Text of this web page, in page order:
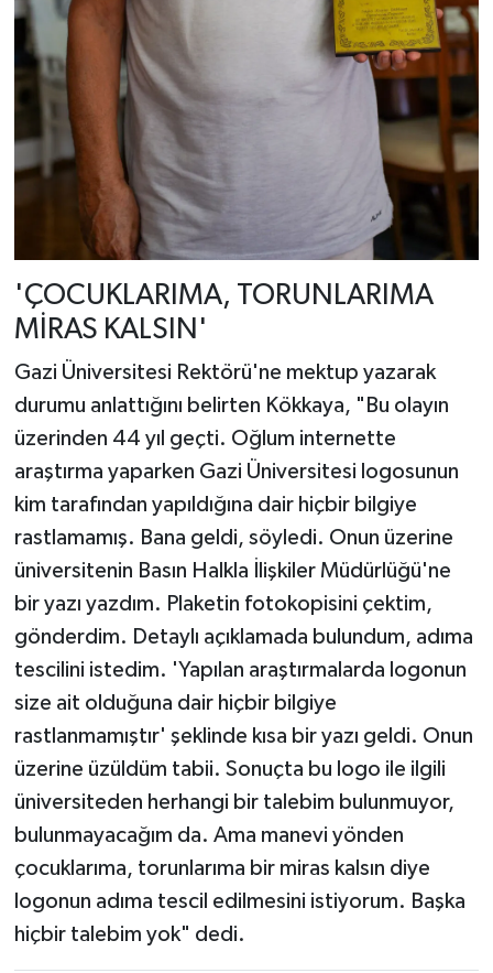
'ÇOCUKLARIMA, TORUNLARIMA
MİRAS KALSIN'
Gazi Üniversitesi Rektörü'ne mektup yazarak
durumu anlattığını belirten Kökkaya, "Bu olayın
üzerinden 44 yıl geçti. Oğlum internette
araştırma yaparken Gazi Üniversitesi logosunun
kim tarafından yapıldığına dair hiçbir bilgiye
rastlamamış. Bana geldi, söyledi. Onun üzerine
üniversitenin Basın Halkla İlişkiler Müdürlüğü'ne
bir yazı yazdım. Plaketin fotokopisini çektim,
gönderdim. Detaylı açıklamada bulundum, adıma
tescilini istedim. 'Yapılan araştırmalarda logonun
size ait olduğuna dair hiçbir bilgiye
rastlanmamıştır' şeklinde kısa bir yazı geldi. Onun
üzerine üzüldüm tabii. Sonuçta bu logo ile ilgili
üniversiteden herhangi bir talebim bulunmuyor,
bulunmayacağım da. Ama manevi yönden
çocuklarıma, torunlarıma bir miras kalsın diye
logonun adıma tescil edilmesini istiyorum. Başka
hiçbir talebim yok" dedi.